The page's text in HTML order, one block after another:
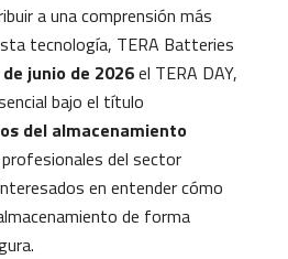
a una comprensión más
tecnología, TERA Batteries
junio de 2026el TERA DAY,
bajo el título
del almacenamiento
del sector
en entender cómo
de forma